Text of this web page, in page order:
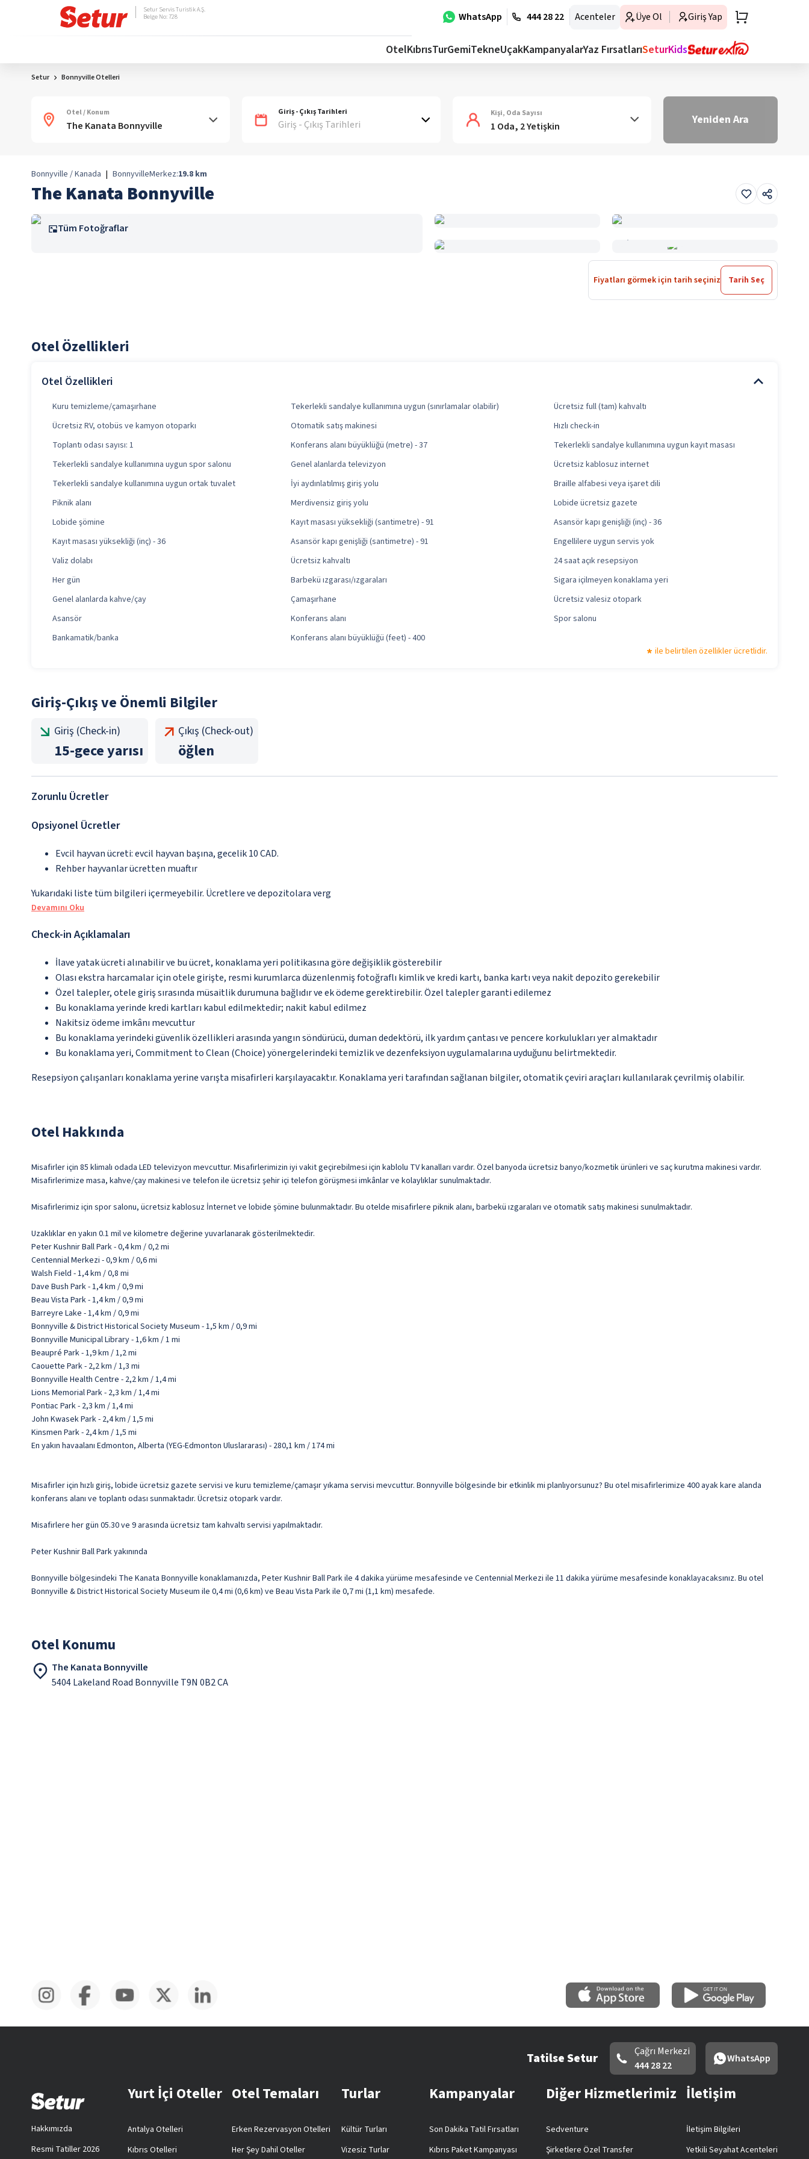
WhatsApp 444 28 22 Acenteler Üye Ol Giriş Yap
Setur Servis Turistik A.Ş.
Belge No: 728
OtelKıbrısTurGemiTekneUçakKampanyalarYaz FırsatlarıSeturKids
Setur Bonnyville Otelleri
Otel / Konum Giriş - Çıkış Tarihleri
Giriş - Çıkış Tarihleri
Kişi, Oda Sayısı
1 Oda, 2 Yetişkin Yeniden Ara
Bonnyville / Kanada | BonnyvilleMerkez:19.8 km
The Kanata Bonnyville
Tüm Fotoğraflar
Fiyatları görmek için tarih seçiniz Tarih Seç
Otel Özellikleri
Otel Özellikleri
Kuru temizleme/çamaşırhane Tekerlekli sandalye kullanımına uygun (sınırlamalar olabilir)
Ücretsiz full (tam) kahvaltı
Ücretsiz RV, otobüs ve kamyon otoparkı
Otomatik satış makinesi
Hızlı check-in
Toplantı odası sayısı: 1
Konferans alanı büyüklüğü (metre) - 37
Tekerlekli sandalye kullanımına uygun kayıt masası
Tekerlekli sandalye kullanımına uygun spor salonu
Genel alanlarda televizyon
Ücretsiz kablosuz internet
Tekerlekli sandalye kullanımına uygun ortak tuvalet
İyi aydınlatılmış giriş yolu
Braille alfabesi veya işaret dili
Piknik alanı
Merdivensiz giriş yolu
Lobide ücretsiz gazete
Lobide şömine
Kayıt masası yüksekliği (santimetre) - 91
Asansör kapı genişliği (inç) - 36
Kayıt masası yüksekliği (inç) - 36
Asansör kapı genişliği (santimetre) - 91
Engellilere uygun servis yok
Valiz dolabı
Ücretsiz kahvaltı
24 saat açık resepsiyon
Her gün
Barbekü ızgarası/ızgaraları
Sigara içilmeyen konaklama yeri
Genel alanlarda kahve/çay
Çamaşırhane
Ücretsiz valesiz otopark
Asansör
Konferans alanı
Spor salonu
Bankamatik/banka
Konferans alanı büyüklüğü (feet) - 400
ile belirtilen özellikler ücretlidir.
Giriş-Çıkış ve Önemli Bilgiler
Giriş (Check-in)
15-gece yarısı
Çıkış (Check-out)
öğlen
Zorunlu Ücretler
Opsiyonel Ücretler
Evcil hayvan ücreti: evcil hayvan başına, gecelik 10 CAD.
Rehber hayvanlar ücretten muaftır
Yukarıdaki liste tüm bilgileri içermeyebilir. Ücretlere ve depozitolara verg
Devamını Oku
Check-in Açıklamaları
İlave yatak ücreti alınabilir ve bu ücret, konaklama yeri politikasına göre değişiklik gösterebilir
Olası ekstra harcamalar için otele girişte, resmi kurumlarca düzenlenmiş fotoğraflı kimlik ve kredi kartı, banka kartı veya nakit depozito gerekebilir
Özel talepler, otele giriş sırasında müsaitlik durumuna bağlıdır ve ek ödeme gerektirebilir. Özel talepler garanti edilemez
Bu konaklama yerinde kredi kartları kabul edilmektedir; nakit kabul edilmez
Nakitsiz ödeme imkânı mevcuttur
Bu konaklama yerindeki güvenlik özellikleri arasında yangın söndürücü, duman dedektörü, ilk yardım çantası ve pencere korkulukları yer almaktadır
Bu konaklama yeri, Commitment to Clean (Choice) yönergelerindeki temizlik ve dezenfeksiyon uygulamalarına uyduğunu belirtmektedir.
Resepsiyon çalışanları konaklama yerine varışta misafirleri karşılayacaktır. Konaklama yeri tarafından sağlanan bilgiler, otomatik çeviri araçları kullanılarak çevrilmiş olabilir.
Otel Hakkında
Misafirler için 85 klimalı odada LED televizyon mevcuttur. Misafirlerimizin iyi vakit geçirebilmesi için kablolu TV kanalları vardır. Özel banyoda ücretsiz banyo/kozmetik ürünleri ve saç kurutma makinesi vardır.
Misafirlerimize masa, kahve/çay makinesi ve telefon ile ücretsiz şehir içi telefon görüşmesi imkânlar ve kolaylıklar sunulmaktadır.
Misafirlerimiz için spor salonu, ücretsiz kablosuz İnternet ve lobide şömine bulunmaktadır. Bu otelde misafirlere piknik alanı, barbekü ızgaraları ve otomatik satış makinesi sunulmaktadır.
Uzaklıklar en yakın 0.1 mil ve kilometre değerine yuvarlanarak gösterilmektedir.
Peter Kushnir Ball Park - 0,4 km / 0,2 mi
Centennial Merkezi - 0,9 km / 0,6 mi
Walsh Field - 1,4 km / 0,8 mi
Dave Bush Park - 1,4 km / 0,9 mi
Beau Vista Park - 1,4 km / 0,9 mi
Barreyre Lake - 1,4 km / 0,9 mi
Bonnyville & District Historical Society Museum - 1,5 km / 0,9 mi
Bonnyville Municipal Library - 1,6 km / 1 mi
Beaupré Park - 1,9 km / 1,2 mi
Caouette Park - 2,2 km / 1,3 mi
Bonnyville Health Centre - 2,2 km / 1,4 mi
Lions Memorial Park - 2,3 km / 1,4 mi
Pontiac Park - 2,3 km / 1,4 mi
John Kwasek Park - 2,4 km / 1,5 mi
Kinsmen Park - 2,4 km / 1,5 mi
En yakın havaalanı Edmonton, Alberta (YEG-Edmonton Uluslararası) - 280,1 km / 174 mi
Misafirler için hızlı giriş, lobide ücretsiz gazete servisi ve kuru temizleme/çamaşır yıkama servisi mevcuttur. Bonnyville bölgesinde bir etkinlik mi planlıyorsunuz? Bu otel misafirlerimize 400 ayak kare alanda
konferans alanı ve toplantı odası sunmaktadır. Ücretsiz otopark vardır.
Misafirlere her gün 05.30 ve 9 arasında ücretsiz tam kahvaltı servisi yapılmaktadır.
Peter Kushnir Ball Park yakınında
Bonnyville bölgesindeki The Kanata Bonnyville konaklamanızda, Peter Kushnir Ball Park ile 4 dakika yürüme mesafesinde ve Centennial Merkezi ile 11 dakika yürüme mesafesinde konaklayacaksınız. Bu otel
Bonnyville & District Historical Society Museum ile 0,4 mi (0,6 km) ve Beau Vista Park ile 0,7 mi (1,1 km) mesafede.
Otel Konumu
The Kanata Bonnyville
5404 Lakeland Road Bonnyville T9N 0B2 CA
Tatilse Setur
Çağrı Merkezi
444 28 22
WhatsApp
Hakkımızda
Resmi Tatiller 2026
Yurt İçi Oteller
Antalya Otelleri
Kıbrıs Otelleri
Otel Temaları
Erken Rezervasyon Otelleri
Her Şey Dahil Oteller
Turlar
Kültür Turları
Vizesiz Turlar
Kampanyalar
Son Dakika Tatil Fırsatları
Kıbrıs Paket Kampanyası
Diğer Hizmetlerimiz
Sedventure
Şirketlere Özel Transfer
İletişim
İletişim Bilgileri
Yetkili Seyahat Acenteleri